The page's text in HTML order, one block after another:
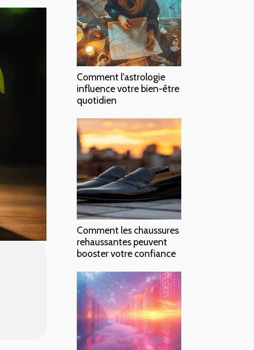
Comment l'astrologie
influence votre bien-être
quotidien
Comment les chaussures
rehaussantes peuvent
booster votre confiance